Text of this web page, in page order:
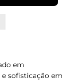
em
sofisticação em